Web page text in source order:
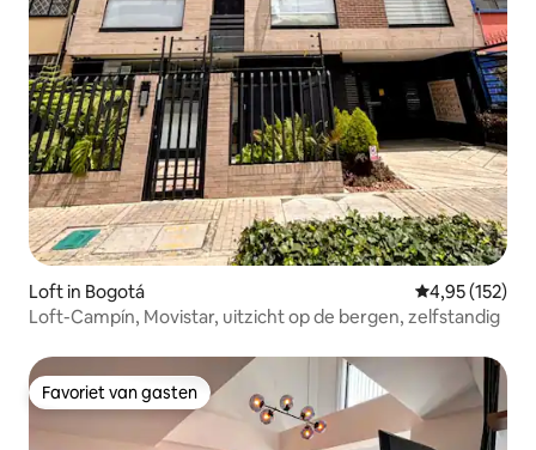
Loft in Bogotá Gemiddelde
4,95 (152)
Loft-Campín, Movistar, uitzicht op de bergen, zelfstandig
Favoriet van gasten
Favoriet van gasten